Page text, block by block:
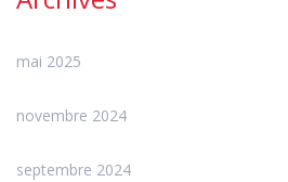
mai 2025
novembre 2024
septembre 2024